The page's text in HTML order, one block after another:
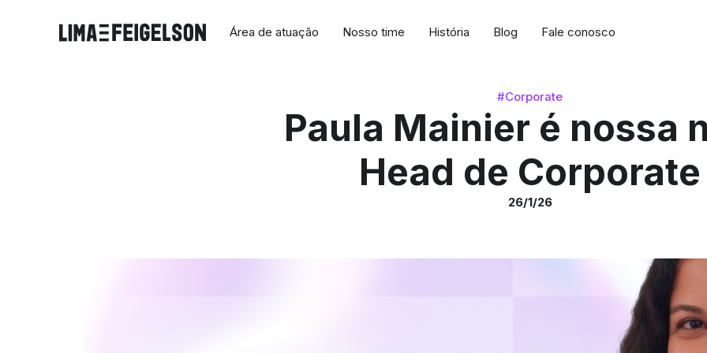
Área de atuação Nosso time História Blog Fale conosco
#Corporate
Paula Mainier é nossa
Head de Corporate
26/1/26